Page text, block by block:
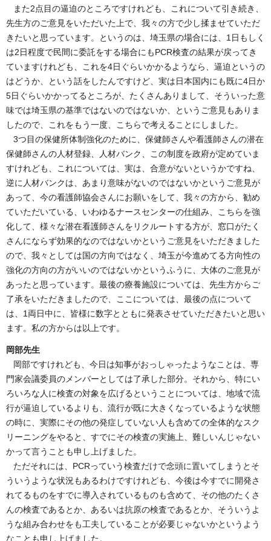
また2点目の逼迫のところですけれども、これについて引き続き、
先生方のご意見をいただいた上で、我々の方で少し揉ませていただ
きたいと思っています。というのは、埼玉県の場合には、1日もしく
は2日程度で民間に委託をする場合にもPCR検査の結果が戻ってき
ていますけれども、これを4日ぐらいかかるようなら、逼迫というの
はどうか、という話をしたんですけど、実は日本国内にも既に4日か
5日ぐらいかかってるところが、たくさんありまして、そういった意
味では埼玉県の基準ではないのではないか、というご意見もありま
したので、これをもう一度、こちらで考えることにしました。
3つ目の保健所体制強化のために、保健師さんや看護師さんの潜在
保健師さんの人材登録、人材バンク、この制度を政府が定めていま
すけれども、これについては、実は、合意がないというかですね、
逆に人材バンクは、あまり意味がないのではないかというご意見が
あって、今の看護師協会さんにお願いをして、我々の方から、勧め
ていただいている、いわゆるナースセンターの仕組み、こちらを強
化して、様々な潜在看護師さんをリクルートする方が、窓口がたく
さんにならず効果的なのではないかというご意見をいただきました
ので、我々としては国の方向ではなく、埼玉が今進めてる方向性の
強化の方向の方がいいのではないかというふうに、大体のご意見が
あったと思っています。最後の療養施設については、先生方からご
了承をいただきましたので、ここについては、最後の点について
は、1両日中に、皆様に数字とともに発表させていただきたいと思い
ます。私の方からは以上です。
岡部先生
岡部ですけれども、今日は知事がおっしゃったようなことは、専
門家会議委員のメンバーとしては了承した部分。それから、特にい
ろいろな人に検査の対象を広げるということについては、地域で流
行が逼迫しているよりも、流行が既に大きくなっているような状態
の時に、実際にその他の発症していない人も含めての全体的なスク
リーニングをやると、すでにその検査の実施上、難しいんじゃない
かって言うことも申し上げました。
ただそれには、PCRっていう検査だけで念頭に置いてしまうとそ
ういうような状況もあるわけですけれども、今後は今すでに開発さ
れてるものをすでに導入されているものも含めて、その他のたくさ
んの検査であるとか、あるいは抗原の検査であるとか、そういうよ
うな組み合わせをも工夫していることが必要じゃないかというよう
なことも申し上げました。